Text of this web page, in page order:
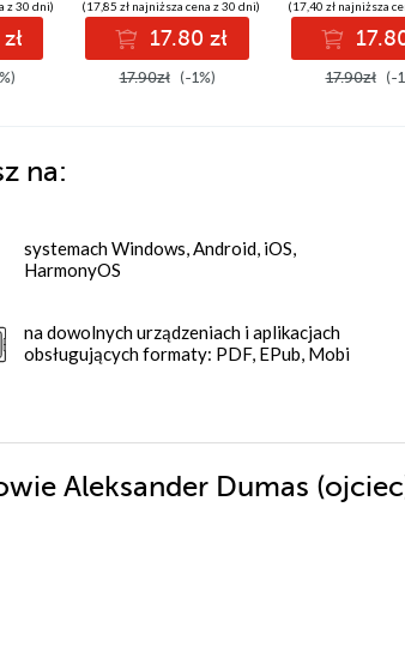
z 30 dni) (17,85 zł najniższa cena z 30 dni)
17.80 zł
17.90zł (-1%)
(17,40 zł najniższa
17.90zł (-
na:
systemach Windows, Android, iOS,
HarmonyOS
na dowolnych urządzeniach i aplikacjach
obsługujących formaty: PDF, EPub, Mobi
Aleksander Dumas